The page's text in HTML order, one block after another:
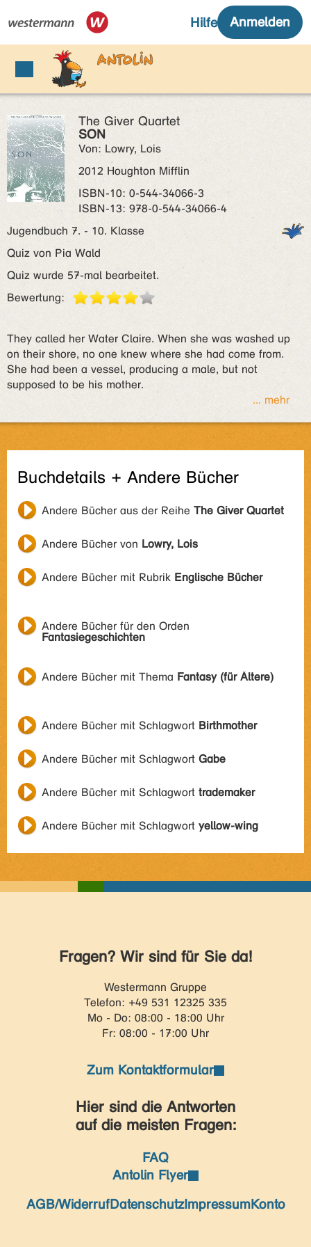
The Giver Quartet
SON
Von: Lowry, Lois
2012 Houghton Mifflin
ISBN‑10: 0-544-34066-3
ISBN‑13: 978-0-544-34066-4
Jugendbuch 7. - 10. Klasse
Quiz von Pia Wald
Quiz wurde 57-mal bearbeitet.
Bewertung:
They called her Water Claire. When she was washed up
on their shore, no one knew where she had come from.
She had been a vessel, producing a male, but not
supposed to be his mother.
... mehr
Buchdetails + Andere Bücher
Andere Bücher aus der Reihe The Giver Quartet
Andere Bücher von Lowry, Lois
Andere Bücher mit Rubrik Englische Bücher
Andere Bücher für den Orden
Fantasiegeschichten
Andere Bücher mit Thema Fantasy (für Ältere)
Andere Bücher mit Schlagwort Birthmother
Andere Bücher mit Schlagwort Gabe
Andere Bücher mit Schlagwort trademaker
Andere Bücher mit Schlagwort yellow-wing